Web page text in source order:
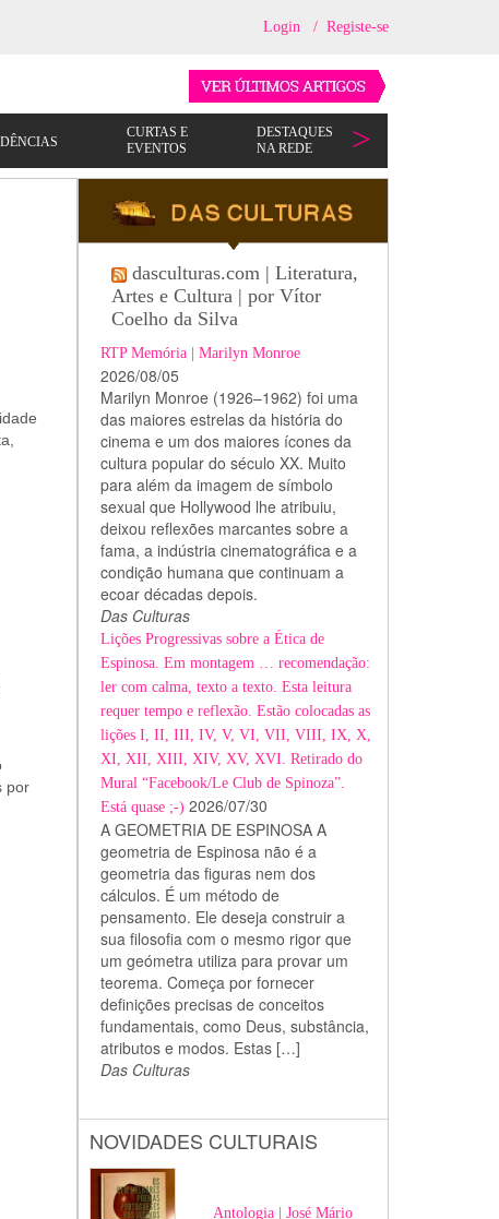
Login / Registe-se
por
dasculturas.com | Literatura,
Artes e Cultura | por Vítor
Coelho da Silva
RTP Memória | Marilyn Monroe
2026/08/05
Marilyn Monroe (1926–1962) foi uma
das maiores estrelas da história do
cinema e um dos maiores ícones da
cultura popular do século XX. Muito
para além da imagem de símbolo
sexual que Hollywood lhe atribuiu,
deixou reflexões marcantes sobre a
fama, a indústria cinematográfica e a
condição humana que continuam a
ecoar décadas depois.
Das Culturas
Lições Progressivas sobre a Ética de
Espinosa. Em montagem … recomendação:
ler com calma, texto a texto. Esta leitura
requer tempo e reflexão. Estão colocadas as
lições I, II, III, IV, V, VI, VII, VIII, IX, X,
XI, XII, XIII, XIV, XV, XVI. Retirado do
Mural “Facebook/Le Club de Spinoza”.
Está quase ;-) 2026/07/30
A GEOMETRIA DE ESPINOSA A
geometria de Espinosa não é a
geometria das figuras nem dos
cálculos. É um método de
pensamento. Ele deseja construir a
sua filosofia com o mesmo rigor que
um geómetra utiliza para provar um
teorema. Começa por fornecer
definições precisas de conceitos
fundamentais, como Deus, substância,
atributos e modos. Estas […]
Das Culturas
NOVIDADES CULTURAIS
Antologia | José Mário